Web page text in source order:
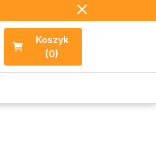
Koszyk
(0)